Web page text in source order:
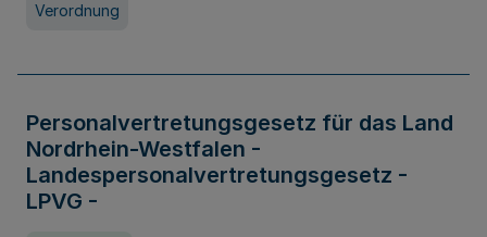
Verordnung
Personalvertretungsgesetz für das Land
Nordrhein-Westfalen -
Landespersonalvertretungsgesetz -
LPVG -